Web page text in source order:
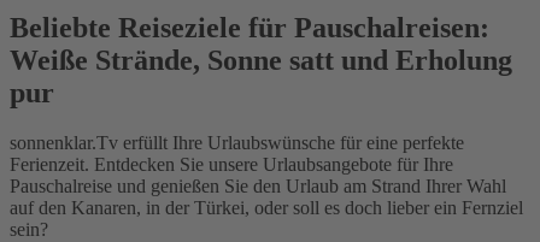
Beliebte Reiseziele für Pauschalreisen:
Weiße Strände, Sonne satt und Erholung
pur
sonnenklar.Tv erfüllt Ihre Urlaubswünsche für eine perfekte
Ferienzeit. Entdecken Sie unsere Urlaubsangebote für Ihre
Pauschalreise und genießen Sie den Urlaub am Strand Ihrer Wahl
auf den Kanaren, in der Türkei, oder soll es doch lieber ein Fernziel
sein?